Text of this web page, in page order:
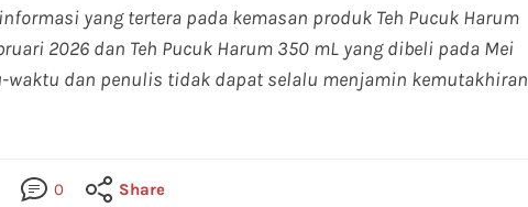
yang tertera pada kemasan produk Teh Pucuk Harum
2026 dan Teh Pucuk Harum 350 mL yang dibeli pada Mei
waktu dan penulis tidak dapat selalu menjamin kemutakhiran
0 Share